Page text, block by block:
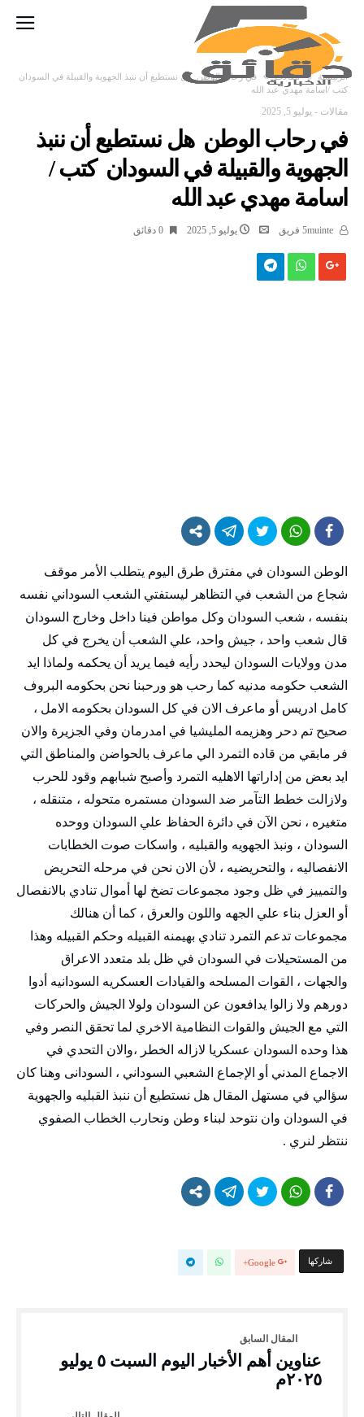
‫الرئيسية‬ مقالات
في رحاب الوطن هل نستطيع أن ننبذ الجهوية والقبيلة في السودان
كتب /اسامة مهدي عبد الله
مقالات - يوليو 5, 2025
في رحاب الوطن هل نستطيع أن ننبذ
الجهوية والقبيلة في السودان كتب /
اسامة مهدي عبد الله
يوليو 5, 2025 0 ‫دقائق‬
الوطن السودان في مفترق طرق اليوم يتطلب الأمر موقف
شجاع من الشعب في التظاهر ليستفتي الشعب السوداني نفسه
بنفسه ، شعب السودان وكل مواطن فينا داخل وخارج السودان
قال شعب واحد ، جيش واحد، علي الشعب أن يخرج في كل
مدن وولايات السودان ليحدد رأيه فيما يريد أن يحكمه ولماذا ايد
الشعب حكومه مدنيه كما رحب هو ورحبنا نحن بحكومه البروف
كامل ادريس أو ماعرف الان في كل السودان بحكومه الامل ،
صحيح تم دحر وهزيمه المليشيا في امدرمان وفي الجزيرة والان
فر مابقي من قاده التمرد الي ماعرف بالحواضن والمناطق التي
ايد بعض من إداراتها الاهليه التمرد وأصبح شبابهم وقود للحرب
ولازالت خطط التآمر ضد السودان مستمره متحوله ، متنقله ،
متغيره ، نحن الآن في دائرة الحفاظ علي السودان ووحده
السودان ، ونبذ الجهويه والقبليه ، واسكات صوت الخطابات
الانفصاليه ، والتحريضيه ، لأن الان نحن في مرحله التحريض
والتمييز في ظل وجود مجموعات تضخ لها أموال تنادي بالانفصال
أو العزل بناء علي الجهه واللون والعرق ، كما أن هنالك
مجموعات تدعم التمرد تنادي بهيمنه القبيله وحكم القبيله وهذا
من المستحيلات في السودان في ظل بلد متعدد الاعراق
والجهات ، القوات المسلحه والقيادات العسكريه السودانيه أدوا
دورهم ولا زالوا يدافعون عن السودان ولولا الجيش والحركات
التي مع الجيش والقوات النظامية الاخري لما تحقق النصر وفي
هذا وحده السودان عسكريا لازاله الخطر ،والان التحدي في
الاجماع المدني أو الإجماع الشعبي السوداني ، السودانى وهنا كان
سؤالي في مستهل المقال هل نستطيع أن ننبذ القبليه والجهوية
في السودان وان نتوحد لبناء وطن ونحارب الخطاب الصفوي
ننتظر لنري .
‫‫ شاركها‬ Google+
عناوين أهم الأخبار اليوم السبت ٥ يوليو
٢٠٢٥م